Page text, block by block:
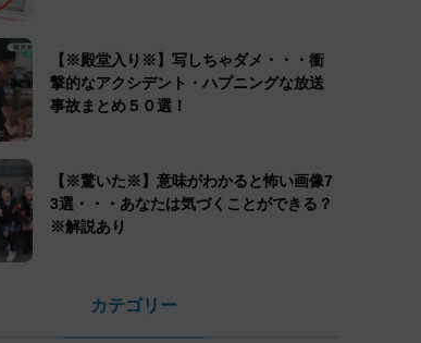
【※殿堂入り※】写しちゃダメ・・・衝
撃的なアクシデント・ハプニングな放送
事故まとめ５０選！
【※驚いた※】意味がわかると怖い画像7
3選・・・あなたは気づくことができる？
※解説あり
カテゴリー